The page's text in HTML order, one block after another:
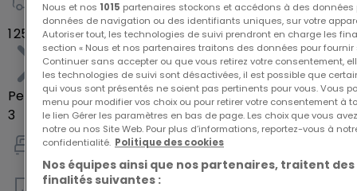
2
1 250 000 €
Penthouse
3
3
Nous et nos 1015 partenaires stockons et accédons à des
données de navigation ou des identifiants uniques, sur votre
Autoriser tout, les technologies de suivi prendront en charge les
section « Nous et nos partenaires traitons des données pour fournir
Continuer sans accepter ou que vous retirez votre consentement,
les technologies de suivi sont désactivées, il est possible que
qui vous sont présentés ne soient pas pertinents pour vous. Vous
menu pour modifier vos choix ou pour retirer votre consentement à
le lien Gérer les paramètres en bas de page. Les choix que vous
notre ou nos Site Web. Pour plus d’informations, reportez-vous à
confidentialité. Politique des cookies
Nos équipes ainsi que nos partenaires, traitent
finalités suivantes :